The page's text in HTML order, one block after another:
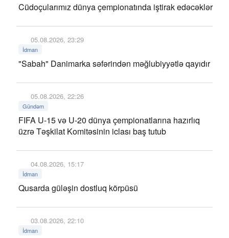
Cüdoçularımız dünya çempionatında iştirak edəcəklər
05.08.2026, 23:29
İdman
"Sabah" Danimarka səfərindən məğlubiyyətlə qayıdır
05.08.2026, 22:26
Gündəm
FIFA U-15 və U-20 dünya çempionatlarına hazırlıq
üzrə Təşkilat Komitəsinin iclası baş tutub
04.08.2026, 15:17
İdman
Qusarda güləşin dostluq körpüsü
03.08.2026, 22:10
İdman